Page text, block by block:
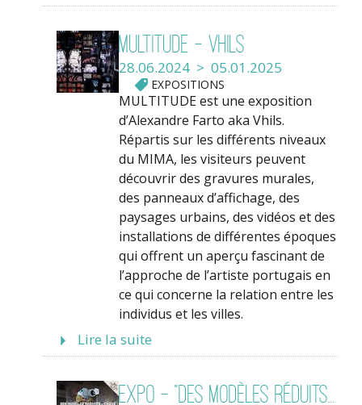
Multitude - VHILS
28.06.2024 > 05.01.2025
EXPOSITIONS
MULTITUDE est une exposition
d’Alexandre Farto aka Vhils.
Répartis sur les différents niveaux
du MIMA, les visiteurs peuvent
découvrir des gravures murales,
des panneaux d’affichage, des
paysages urbains, des vidéos et des
installations de différentes époques
qui offrent un aperçu fascinant de
l’approche de l’artiste portugais en
ce qui concerne la relation entre les
individus et les villes.
Lire la suite
Expo - "Des modèles réduits...